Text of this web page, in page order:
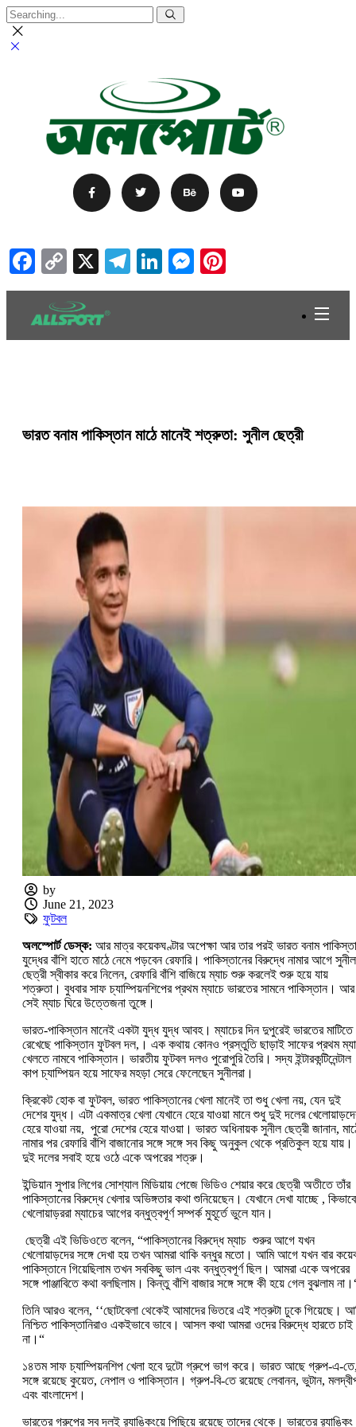
Facebook
Copy
Link
X Telegram
LinkedIn
Messenger
ভারত বনাম পাকিস্তান মাঠে মানেই শত্রুতা: সুনীল ছেত্রী
by
June 21, 2023
ফুটবল
অলস্পোর্ট ডেস্ক: আর মাত্র কয়েকঘণ্টার অপেক্ষা আর তার পরই ভারত বনাম
যুদ্ধের বাঁশি হাতে মাঠে নেমে পড়বেন রেফারি। পাকিস্তানের বিরুদ্ধে নামার আগে সুনীল
ছেত্রী স্বীকার করে নিলেন, রেফারি বাঁশি বাজিয়ে ম্যাচ শুরু করলেই শুরু হয়ে যায়
শত্রুতা। বুধবার সাফ চ্যাম্পিয়নশিপের প্রথম ম্যাচে ভারতের সামনে পাকিস্তান। আর
সেই ম্যাচ ঘিরে উত্তেজনা তুঙ্গে।
ভারত-পাকিস্তান মানেই একটা যুদ্ধ যুদ্ধ আবহ। ম্যাচের দিন দুপুরেই ভারতের মাটিতে
রেখেছে পাকিস্তান ফুটবল দল,। এক কথায় কোনও প্রস্তুতি ছাড়াই সাফের প্রথম
খেলতে নামবে পাকিস্তান। ভারতীয় ফুটবল দলও পুরোপুরি তৈরি। সদ্য ইন্টারকন্টিনেন্টাল
কাপ চ্যাম্পিয়ন হয়ে সাফের মহড়া সেরে ফেলেছেন সুনীলরা।
ক্রিকেট হোক বা ফুটবল, ভারত পাকিস্তানের খেলা মানেই তা শুধু খেলা নয়, যেন দুই
দেশের যুদ্ধ। এটা একমাত্র খেলা যেখানে হেরে যাওয়া মানে শুধু দুই দলের
হেরে যাওয়া নয়, পুরো দেশের হেরে যাওয়া। ভারত অধিনায়ক সুনীল ছেত্রী জানান,
নামার পর রেফারি বাঁশি বাজানোর সঙ্গে সঙ্গে সব কিছু অনুকুল থেকে প্রতিকুল হয়ে যায়।
দুই দলের সবাই হয়ে ওঠে একে অপরের শত্রু।
ইন্ডিয়ান সুপার লিগের সোশ্যাল মিডিয়ায় পেজে ভিডিও শেয়ার করে ছেত্রী অতীতে তাঁর
পাকিস্তানের বিরুদ্ধে খেলার অভিঙ্গতার কথা শুনিয়েছেন। যেখানে দেখা যাচ্ছে , কিভাবে
খেলোয়াড়ররা ম্যাচের আগের বন্ধুত্বপূর্ণ সম্পর্ক মুহূর্তে ভুলে যান।
ছেত্রী এই ভিডিওতে বলেন, “পাকিস্তানের বিরুদ্ধে ম্যাচ শুরুর আগে যখন
খেলোয়াড়দের সঙ্গে দেখা হয় তখন আমরা থাকি বন্ধুর মতো। আমি আগে যখন বার
পাকিস্তানে গিয়েছিলাম তখন সবকিছু ভাল এবং বন্ধুত্বপূর্ণ ছিল। আমরা একে অপরের
সঙ্গে পাঞ্জাবিতে কথা বলছিলাম। কিন্তু বাঁশি বাজার সঙ্গে সঙ্গে কী হয়ে গেল বুঝলাম
তিনি আরও বলেন, ‘‘ছোটবেলা থেকেই আমাদের ভিতরে এই শত্রুটা ঢুকে গিয়েছে।
নিশ্চিত পাকিস্তানিরাও একইভাবে ভাবে। আসল কথা আমরা ওদের বিরুদ্ধে হারতে চাই
না।“
১৪তম সাফ চ্যাম্পিয়নশিপ খেলা হবে দুটো গ্রুপে ভাগ করে। ভারত আছে গ্রুপ-এ-
সঙ্গে রয়েছে কুয়েত, নেপাল ও পাকিস্তান। গ্রুপ-বি-তে রয়েছে লেবানন, ভুটান,
এবং বাংলাদেশ।
ভারতের গ্রুপের সব দলই র‍্যাঙ্কিংয়ে পিছিয়ে রয়েছে তাদের থেকে। ভারতের র‍্যাঙ্কিং